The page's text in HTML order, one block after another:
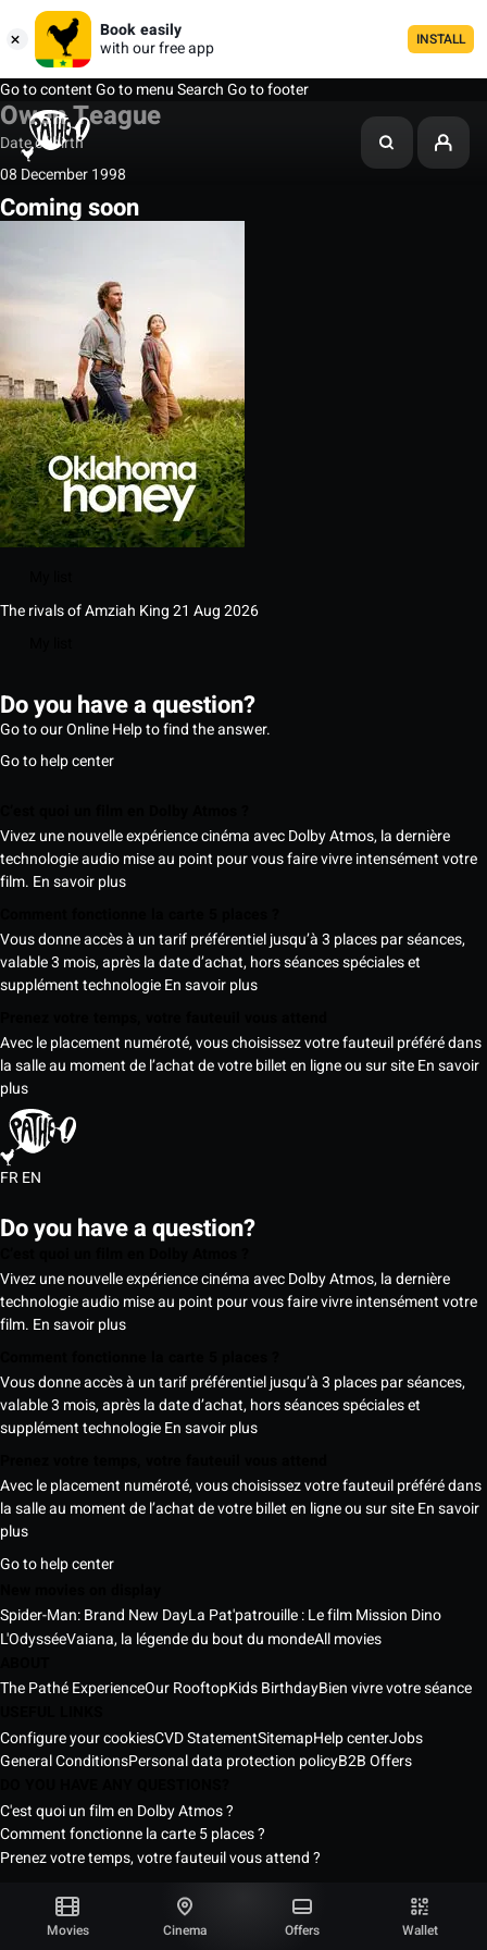
Book easily
with our free app
INSTALL
Go to contentGo to menuSearchGo to footer
Movies Cinema Offers Wallet
Owen Teague
Date of birth
08 December 1998
Coming soon
The rivals of Amziah King21 Aug 2026
Do you have a question?
Go to our Online Help to find the answer.
Go to help center
Vivez une nouvelle expérience cinéma avec Dolby Atmos, la dernière
technologie audio mise au point pour vous faire vivre intensément votre
film. En savoir plus
Vous donne accès à un tarif préférentiel jusqu’à 3 places par séances,
valable 3 mois, après la date d’achat, hors séances spéciales et
supplément technologieEn savoir plus
Avec le placement numéroté, vous choisissez votre fauteuil préféré dans
la salle au moment de l’achat de votre billet en ligne ou sur siteEn savoir
plus
FREN
Do you have a question?
Vivez une nouvelle expérience cinéma avec Dolby Atmos, la dernière
technologie audio mise au point pour vous faire vivre intensément votre
film. En savoir plus
Vous donne accès à un tarif préférentiel jusqu’à 3 places par séances,
valable 3 mois, après la date d’achat, hors séances spéciales et
supplément technologieEn savoir plus
Avec le placement numéroté, vous choisissez votre fauteuil préféré dans
la salle au moment de l’achat de votre billet en ligne ou sur siteEn savoir
plus
Go to help center
Spider-Man: Brand New DayLa Pat'patrouille : Le film Mission Dino
L'OdysséeVaiana, la légende du bout du mondeAll movies
The Pathé ExperienceOur RooftopKids BirthdayBien vivre votre séance
Configure your cookiesCVD StatementSitemapHelp centerJobs
General ConditionsPersonal data protection policyB2B Offers
C'est quoi un film en Dolby Atmos ?
Comment fonctionne la carte 5 places ?
Prenez votre temps, votre fauteuil vous attend ?
Pathé Senegal Cinemas © 2026
All rights reserved ®